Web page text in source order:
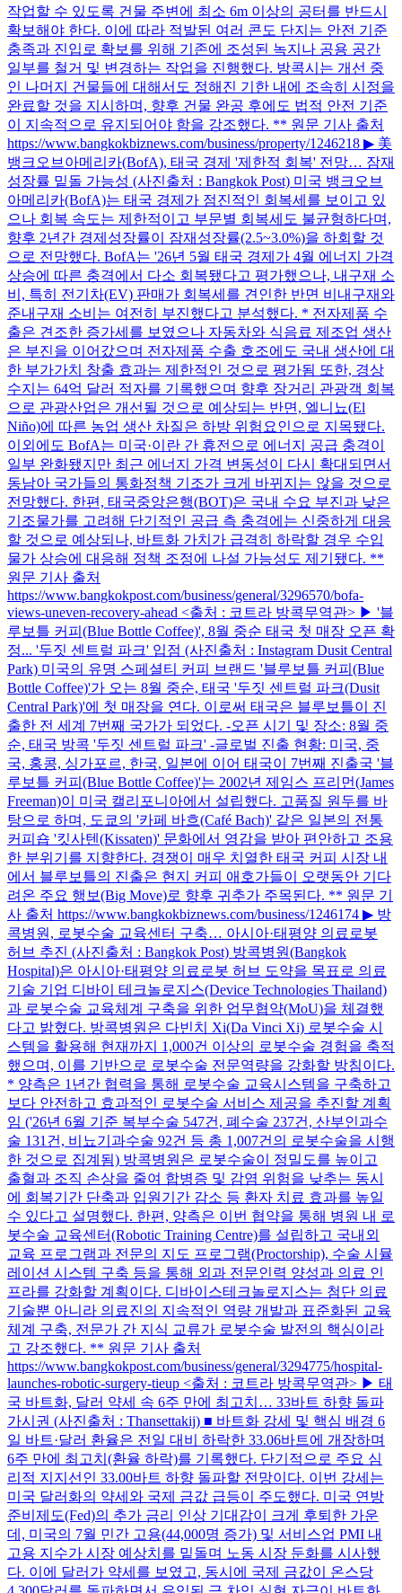
작업할 수 있도록 건물 주변에 최소 6m 이상의 공터를 반드시
확보해야 한다. 이에 따라 적발된 여러 콘도 단지는 안전 기준
충족과 진입로 확보를 위해 기존에 조성된 녹지나 공용 공간
일부를 철거 및 변경하는 작업을 진행했다. 방콕시는 개선 중
인 나머지 건물들에 대해서도 정해진 기한 내에 조속히 시정을
완료할 것을 지시하며, 향후 건물 완공 후에도 법적 안전 기준
이 지속적으로 유지되어야 함을 강조했다. ** 원문 기사 출처
https://www.bangkokbiznews.com/business/property/1246218 ▶ 美
뱅크오브아메리카(BofA), 태국 경제 '제한적 회복' 전망… 잠재
성장률 밑돌 가능성 (사진출처 : Bangkok Post) 미국 뱅크오브
아메리카(BofA)는 태국 경제가 점진적인 회복세를 보이고 있
으나 회복 속도는 제한적이고 부문별 회복세도 불균형하다며,
향후 2년간 경제성장률이 잠재성장률(2.5~3.0%)을 하회할 것
으로 전망했다. BofA는 '26년 5월 태국 경제가 4월 에너지 가격
상승에 따른 충격에서 다소 회복됐다고 평가했으나, 내구재 소
비, 특히 전기차(EV) 판매가 회복세를 견인한 반면 비내구재와
준내구재 소비는 여전히 부진했다고 분석했다. * 전자제품 수
출은 견조한 증가세를 보였으나 자동차와 식음료 제조업 생산
은 부진을 이어갔으며 전자제품 수출 호조에도 국내 생산에 대
한 부가가치 창출 효과는 제한적인 것으로 평가됨 또한, 경상
수지는 64억 달러 적자를 기록했으며 향후 장거리 관광객 회복
으로 관광산업은 개선될 것으로 예상되는 반면, 엘니뇨(El
Niño)에 따른 농업 생산 차질은 하방 위험요인으로 지목됐다.
이외에도 BofA는 미국·이란 간 휴전으로 에너지 공급 충격이
일부 완화됐지만 최근 에너지 가격 변동성이 다시 확대되면서
동남아 국가들의 통화정책 기조가 크게 바뀌지는 않을 것으로
전망했다. 한편, 태국중앙은행(BOT)은 국내 수요 부진과 낮은
기조물가를 고려해 단기적인 공급 측 충격에는 신중하게 대응
할 것으로 예상되나, 바트화 가치가 급격히 하락할 경우 수입
물가 상승에 대응해 정책 조정에 나설 가능성도 제기됐다. **
원문 기사 출처
https://www.bangkokpost.com/business/general/3296570/bofa-
views-uneven-recovery-ahead <출처 : 코트라 방콕무역관> ▶ '블
루보틀 커피(Blue Bottle Coffee)', 8월 중순 태국 첫 매장 오픈 확
정... '두짓 센트럴 파크' 입점 (사진출처 : Instagram Dusit Central
Park) 미국의 유명 스페셜티 커피 브랜드 '블루보틀 커피(Blue
Bottle Coffee)'가 오는 8월 중순, 태국 '두짓 센트럴 파크(Dusit
Central Park)'에 첫 매장을 연다. 이로써 태국은 블루보틀이 진
출한 전 세계 7번째 국가가 되었다. -오픈 시기 및 장소: 8월 중
순, 태국 방콕 '두짓 센트럴 파크' -글로벌 진출 현황: 미국, 중
국, 홍콩, 싱가포르, 한국, 일본에 이어 태국이 7번째 진출국 '블
루보틀 커피(Blue Bottle Coffee)'는 2002년 제임스 프리먼(James
Freeman)이 미국 캘리포니아에서 설립했다. 고품질 원두를 바
탕으로 하며, 도쿄의 '카페 바흐(Café Bach)' 같은 일본의 전통
커피숍 '킷사텐(Kissaten)' 문화에서 영감을 받아 편안하고 조용
한 분위기를 지향한다. 경쟁이 매우 치열한 태국 커피 시장 내
에서 블루보틀의 진출은 현지 커피 애호가들이 오랫동안 기다
려온 주요 행보(Big Move)로 향후 귀추가 주목된다. ** 원문 기
사 출처 https://www.bangkokbiznews.com/business/1246174 ▶ 방
콕병원, 로봇수술 교육센터 구축… 아시아·태평양 의료로봇
허브 추진 (사진출처 : Bangkok Post) 방콕병원(Bangkok
Hospital)은 아시아·태평양 의료로봇 허브 도약을 목표로 의료
기술 기업 디바이 테크놀로지스(Device Technologies Thailand)
과 로봇수술 교육체계 구축을 위한 업무협약(MoU)을 체결했
다고 밝혔다. 방콕병원은 다빈치 Xi(Da Vinci Xi) 로봇수술 시
스템을 활용해 현재까지 1,000건 이상의 로봇수술 경험을 축적
했으며, 이를 기반으로 로봇수술 전문역량을 강화할 방침이다.
* 양측은 1년간 협력을 통해 로봇수술 교육시스템을 구축하고
보다 안전하고 효과적인 로봇수술 서비스 제공을 추진할 계획
임 ('26년 6월 기준 복부수술 547건, 폐수술 237건, 산부인과수
술 131건, 비뇨기과수술 92건 등 총 1,007건의 로봇수술을 시행
한 것으로 집계됨) 방콕병원은 로봇수술이 정밀도를 높이고
출혈과 조직 손상을 줄여 합병증 및 감염 위험을 낮추는 동시
에 회복기간 단축과 입원기간 감소 등 환자 치료 효과를 높일
수 있다고 설명했다. 한편, 양측은 이번 협약을 통해 병원 내 로
봇수술 교육센터(Robotic Training Centre)를 설립하고 국내외
교육 프로그램과 전문의 지도 프로그램(Proctorship), 수술 시뮬
레이션 시스템 구축 등을 통해 외과 전문인력 양성과 의료 인
프라를 강화할 계획이다. 디바이스테크놀로지스는 첨단 의료
기술뿐 아니라 의료진의 지속적인 역량 개발과 표준화된 교육
체계 구축, 전문가 간 지식 교류가 로봇수술 발전의 핵심이라
고 강조했다. ** 원문 기사 출처
https://www.bangkokpost.com/business/general/3294775/hospital-
launches-robotic-surgery-tieup <출처 : 코트라 방콕무역관> ▶ 태
국 바트화, 달러 약세 속 6주 만에 최고치… 33바트 하향 돌파
가시권 (사진출처 : Thansettakij) ■ 바트화 강세 및 핵심 배경 6
일 바트·달러 환율은 전일 대비 하락한 33.06바트에 개장하며
6주 만에 최고치(환율 하락)를 기록했다. 단기적으로 주요 심
리적 지지선인 33.00바트 하향 돌파할 전망이다. 이번 강세는
미국 달러화의 약세와 국제 금값 급등이 주도했다. 미국 연방
준비제도(Fed)의 추가 금리 인상 기대감이 크게 후퇴한 가운
데, 미국의 7월 민간 고용(44,000명 증가) 및 서비스업 PMI 내
고용 지수가 시장 예상치를 밑돌며 노동 시장 둔화를 시사했
다. 이에 달러가 약세를 보였고, 동시에 국제 금값이 온스당